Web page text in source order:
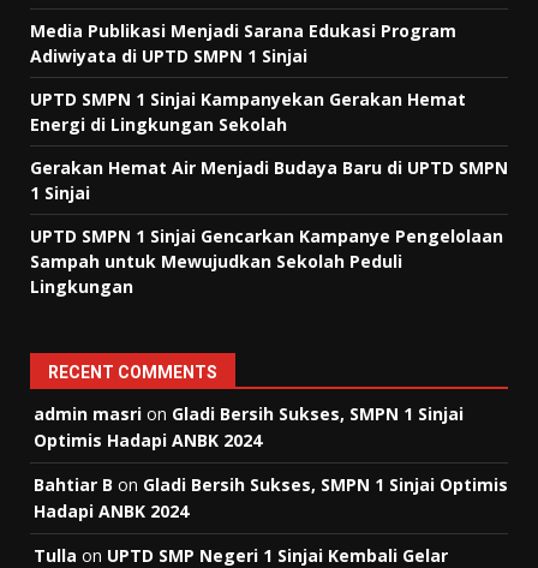
Media Publikasi Menjadi Sarana Edukasi Program
Adiwiyata di UPTD SMPN 1 Sinjai
UPTD SMPN 1 Sinjai Kampanyekan Gerakan Hemat
Energi di Lingkungan Sekolah
Gerakan Hemat Air Menjadi Budaya Baru di UPTD SMPN
1 Sinjai
UPTD SMPN 1 Sinjai Gencarkan Kampanye Pengelolaan
Sampah untuk Mewujudkan Sekolah Peduli
Lingkungan
RECENT COMMENTS
admin masri on Gladi Bersih Sukses, SMPN 1 Sinjai
Optimis Hadapi ANBK 2024
Bahtiar B on Gladi Bersih Sukses, SMPN 1 Sinjai Optimis
Hadapi ANBK 2024
Tulla on UPTD SMP Negeri 1 Sinjai Kembali Gelar